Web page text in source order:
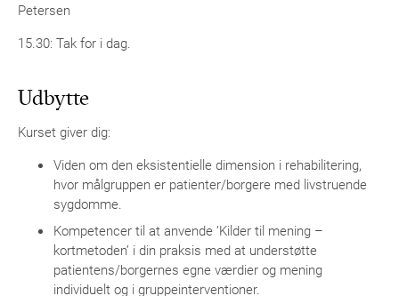
Petersen
15.30: Tak for i dag.
Udbytte
Kurset giver dig:
Viden om den eksistentielle dimension i rehabilitering,
hvor målgruppen er patienter/borgere med livstruende
sygdomme.
Kompetencer til at anvende ’Kilder til mening –
kortmetoden’ i din praksis med at understøtte
patientens/borgernes egne værdier og mening
individuelt og i gruppeinterventioner.